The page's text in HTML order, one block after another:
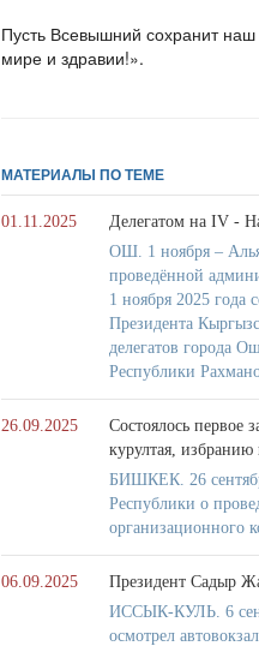
Пусть Всевышний сохранит
мире и здравии!».
МАТЕРИАЛЫ ПО ТЕМЕ
01.11.2025
Делегатом на IV -
ОШ. 1 ноября –
проведённой
1 ноября 2025 года
Президента
делегатов города
Республики
26.09.2025
Состоялось первое
курултая, избранию
БИШКЕК. 26
Республики о
организационного
06.09.2025
Президент Садыр
ИССЫК-КУЛЬ. 6
осмотрел